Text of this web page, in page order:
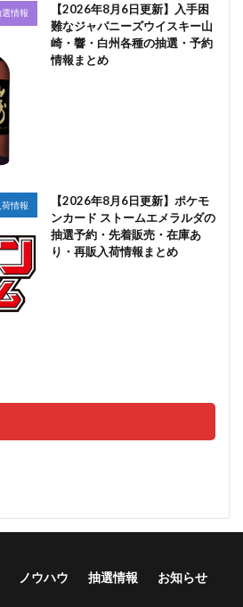
選情報
【2026年8月6日更新】入手困
難なジャパニーズウイスキー山
崎・響・白州各種の抽選・予約
情報まとめ
荷情報
【2026年8月6日更新】ポケモ
ンカード ストームエメラルダの
抽選予約・先着販売・在庫あ
り・再販入荷情報まとめ
ノウハウ 抽選情報 お知らせ